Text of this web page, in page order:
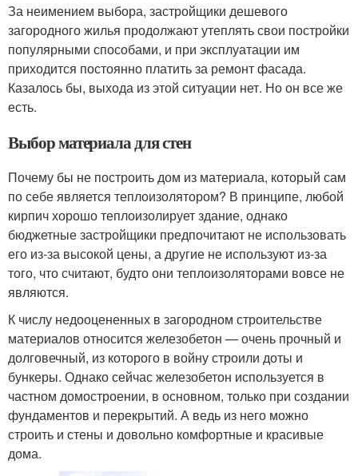
За неимением выбора, застройщики дешевого
загородного жилья продолжают утеплять свои постройки
популярными способами, и при эксплуатации им
приходится постоянно платить за ремонт фасада.
Казалось бы, выхода из этой ситуации нет. Но он все же
есть.
Выбор материала для стен
Почему бы не построить дом из материала, который сам
по себе является теплоизолятором? В принципе, любой
кирпич хорошо теплоизолирует здание, однако
бюджетные застройщики предпочитают не использовать
его из-за высокой цены, а другие не используют из-за
того, что считают, будто они теплоизоляторами вовсе не
являются.
К числу недооцененных в загородном строительстве
материалов относится железобетон — очень прочный и
долговечный, из которого в войну строили доты и
бункеры. Однако сейчас железобетон используется в
частном домостроении, в основном, только при создании
фундаментов и перекрытий. А ведь из него можно
строить и стены и довольно комфортные и красивые
дома.